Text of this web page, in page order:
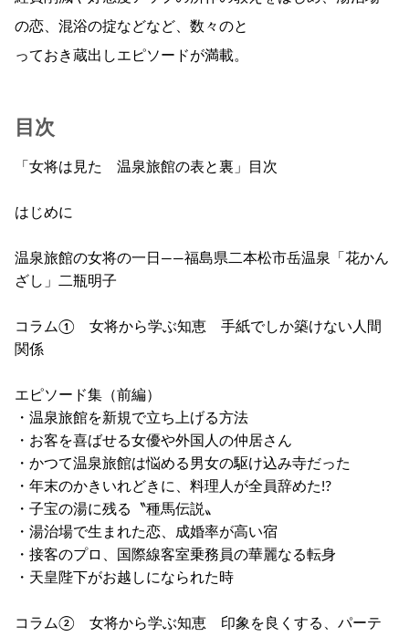
の恋、混浴の掟などなど、数々のと
っておき蔵出しエピソードが満載。
目次
「女将は見た 温泉旅館の表と裏」目次
はじめに
温泉旅館の女将の一日――福島県二本松市岳温泉「花かん
ざし」二瓶明子
コラム① 女将から学ぶ知恵 手紙でしか築けない人間
関係
エピソード集（前編）
・温泉旅館を新規で立ち上げる方法
・お客を喜ばせる女優や外国人の仲居さん
・かつて温泉旅館は悩める男女の駆け込み寺だった
・年末のかきいれどきに、料理人が全員辞めた!?
・子宝の湯に残る〝種馬伝説〟
・湯治場で生まれた恋、成婚率が高い宿
・接客のプロ、国際線客室乗務員の華麗なる転身
・天皇陛下がお越しになられた時
コラム② 女将から学ぶ知恵 印象を良くする、パーテ